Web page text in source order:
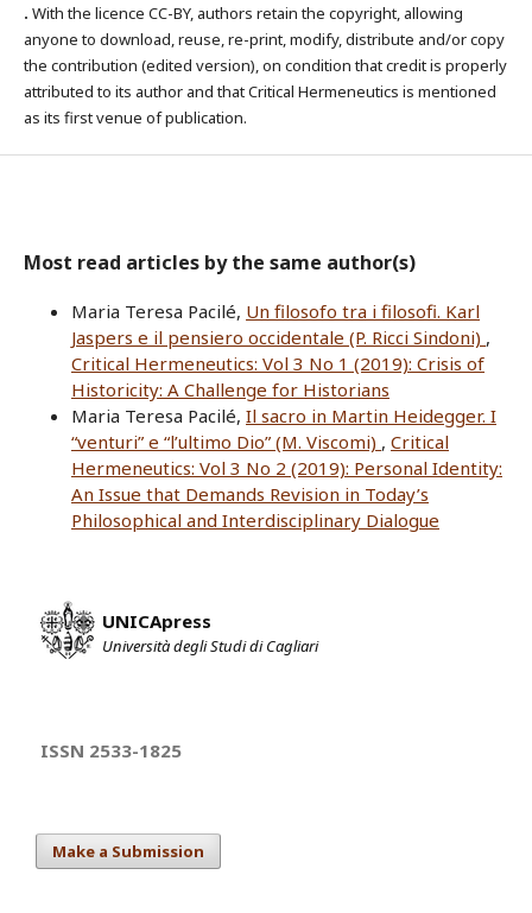
. With the licence CC-BY, authors retain the copyright, allowing
anyone to download, reuse, re-print, modify, distribute and/or copy
the contribution (edited version), on condition that credit is properly
attributed to its author and that Critical Hermeneutics is mentioned
as its first venue of publication.
Most read articles by the same author(s)
Maria Teresa Pacilé, Un filosofo tra i filosofi. Karl
Jaspers e il pensiero occidentale (P. Ricci Sindoni) ,
Critical Hermeneutics: Vol 3 No 1 (2019): Crisis of
Historicity: A Challenge for Historians
Maria Teresa Pacilé, Il sacro in Martin Heidegger. I
“venturi” e “l’ultimo Dio” (M. Viscomi) , Critical
Hermeneutics: Vol 3 No 2 (2019): Personal Identity:
An Issue that Demands Revision in Today’s
Philosophical and Interdisciplinary Dialogue
UNICApress
Università degli Studi di Cagliari
ISSN 2533-1825
Make a Submission